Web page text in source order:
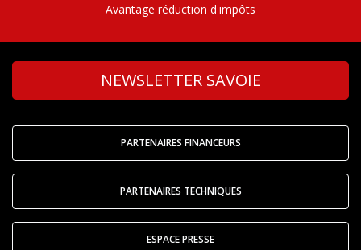
Avantage réduction d'impôts
NEWSLETTER SAVOIE
PARTENAIRES FINANCEURS
PARTENAIRES TECHNIQUES
ESPACE PRESSE